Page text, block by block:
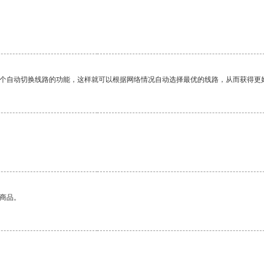
动切换线路的功能，这样就可以根据网络情况自动选择最优的线路，从而获得更
品。